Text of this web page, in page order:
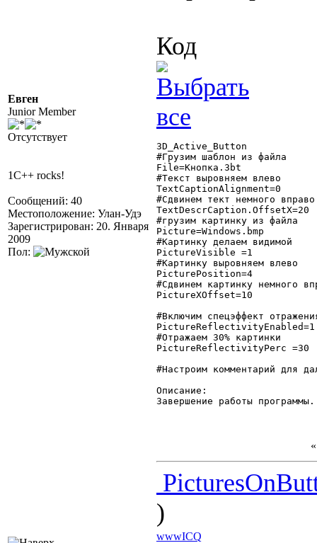
Евген
Junior Member
Отсутствует
1C++ rocks!
Сообщений: 40
Местоположение: Улан-Удэ
Зарегистрирован: 20. Января
2009
Пол:
Код
3D_Active_Button
#Грузим шаблон из файла
File=Кнопка.3bt
#Текст выровняем влево
TextCaptionAlignment=0
#Сдвинем тект немного вправо
TextDescrCaption.OffsetX=20
#грузим картинку из файла
Picture=Windows.bmp
#Картинку делаем видимой
PictureVisible =1
#Картинку выровняем влево
PicturePosition=4
#Сдвинем картинку немного
PictureXOffset=10
#Включим спецэффект
PictureReflectivityEnabled=1
#Отражаем 30% картинки
PictureReflectivityPerc =30
#Настроим комментарий для
Описание:
Завершение работы
)
wwwICQ